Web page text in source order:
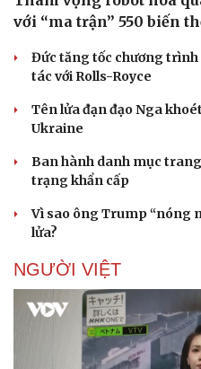
Doanh nghiệp
Thông tin doanh nghiệp
Doanh nghiệp 24h
Vì cộng đồng
với “ma trận” 550 biến
Đức tăng tốc chương trình
tác với Rolls-Royce
Tên lửa đạn đạo Nga
Ukraine
Ban hành danh mục
trạng khẩn cấp
Vì sao ông Trump “nóng
lửa?
NGƯỜI VIỆT